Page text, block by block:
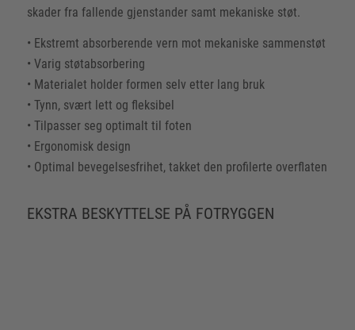
skader fra fallende gjenstander samt mekaniske støt.
• Ekstremt absorberende vern mot mekaniske sammenstøt
• Varig støtabsorbering
• Materialet holder formen selv etter lang bruk
• Tynn, svært lett og fleksibel
• Tilpasser seg optimalt til foten
• Ergonomisk design
• Optimal bevegelsesfrihet, takket den profilerte overflaten
EKSTRA BESKYTTELSE PÅ FOTRYGGEN